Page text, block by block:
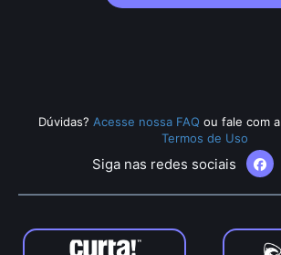
Dúvidas? Acesse nossa FAQ ou fale com a
Termos de Uso
Siga nas redes sociais